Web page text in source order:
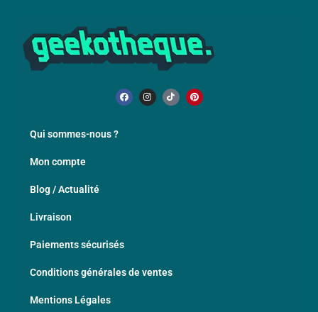
Qui sommes-nous ?
Mon compte
Blog / Actualité
Livraison
Paiements sécurisés
Conditions générales de ventes
Mentions Légales